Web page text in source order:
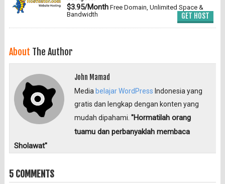
$3.95/MonthFree Domain, Unlimited Space &
Bandwidth
GET HOST
About The Author
John Mamad
Media belajar WordPress Indonesia yang
gratis dan lengkap dengan konten yang
mudah dipahami."Hormatilah orang
tuamu dan perbanyaklah membaca
Sholawat"
5 COMMENTS